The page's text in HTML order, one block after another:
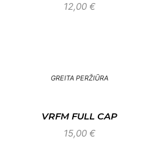
12,00 €
GREITA PERŽIŪRA
VRFM FULL CAP
15,00 €